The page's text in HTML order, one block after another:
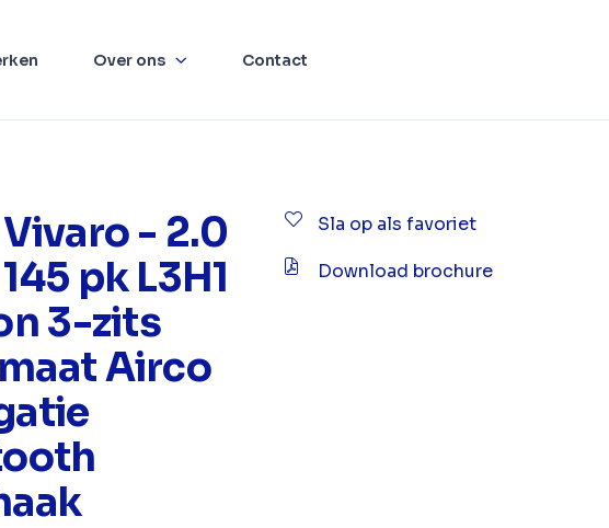
Over ons Contact
- 2.0
pk L3H1
3-zits
Airco
Sla op als favoriet
Download brochure